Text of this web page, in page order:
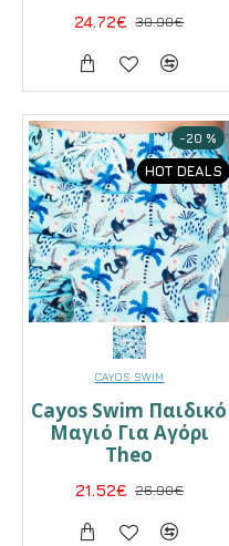
24.72€ 30.90€
HOT DEALS
-20 %
CAYOS SWIM
Cayos Swim Παιδικό
Μαγιό Για Αγόρι
Theo
21.52€ 26.90€